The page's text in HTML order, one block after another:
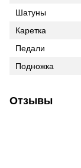
Шатуны
Каретка
Педали
Подножка
Отзывы